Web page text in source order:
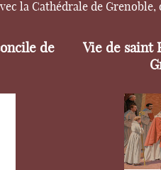
la Cathédrale de Grenoble,
de
Vie de saint